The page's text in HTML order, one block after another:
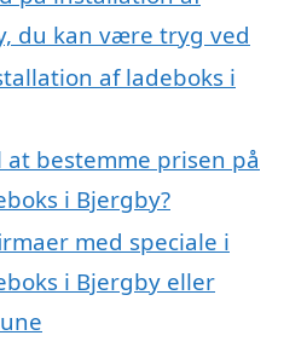
du kan være tryg ved
af ladeboks i
bestemme prisen på
i Bjergby?
med speciale i
i Bjergby eller